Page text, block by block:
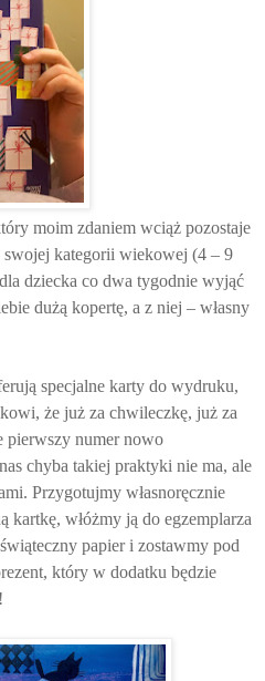
moim zdaniem wciąż pozostaje
kategorii wiekowej (4 – 9
dziecka co dwa tygodnie wyjąć
dużą kopertę, a z niej – własny
specjalne karty do wydruku,
że już za chwileczkę, już za
pierwszy numer nowo
chyba takiej praktyki nie ma, ale
Przygotujmy własnoręcznie
kartkę, włóżmy ją do egzemplarza
papier i zostawmy pod
który w dodatku będzie